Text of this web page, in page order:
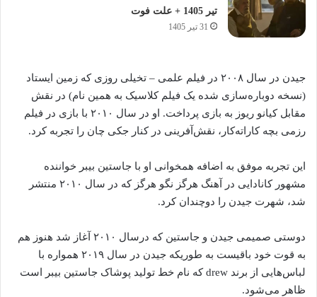
تیر 1405 + علت فوت
31 تیر 1405
جیدن در سال ۲۰۰۸ در فیلم علمی – تخیلی روزی که زمین ایستاد
(نسخه دوباره‌سازی شده یک فیلم کلاسیک به همین نام) در نقش
مقابل کیانو ریوز به بازی پرداخت. او در سال ۲۰۱۰ با بازی در فیلم
رزمی بچه کاراته‌کار، نقش‌آفرینی در کنار جکی چان را تجربه کرد.
این تجربه موفق به اضافه همخوانی او با جاستین بیبر خواننده
مشهور کانادایی در آهنگ هرگز نگو هرگز که در سال ۲۰۱۰ منتشر
شد، شهرت جیدن را دوچندان کرد.
دوستی صمیمی جیدن و جاستین که درسال ۲۰۱۰ آغاز شد هنوز هم
به قوت خود باقیست به طوریکه جیدن در سال ۲۰۱۹ همواره با
لباس‌هایی از برند drew که نام خط تولید پوشاک جاستین بیبر است
ظاهر می‌شود.